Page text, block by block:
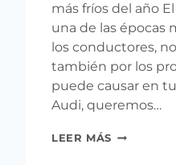
más fríos del año
una de las épocas
los conductores,
también por los
puede causar en
Audi, queremos…
LEER MÁS HIELO